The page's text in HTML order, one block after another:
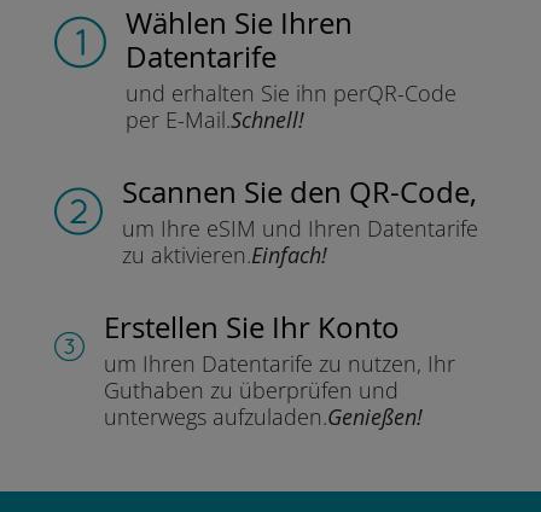
Wählen Sie Ihren
Datentarife
und erhalten Sie ihn perQR-Code
per E-Mail.Schnell!
Scannen Sie den QR-Code,
um Ihre eSIM und Ihren Datentarife
zu aktivieren.Einfach!
Erstellen Sie Ihr Konto
um Ihren Datentarife zu nutzen, Ihr
Guthaben zu überprüfen und
unterwegs aufzuladen.Genießen!